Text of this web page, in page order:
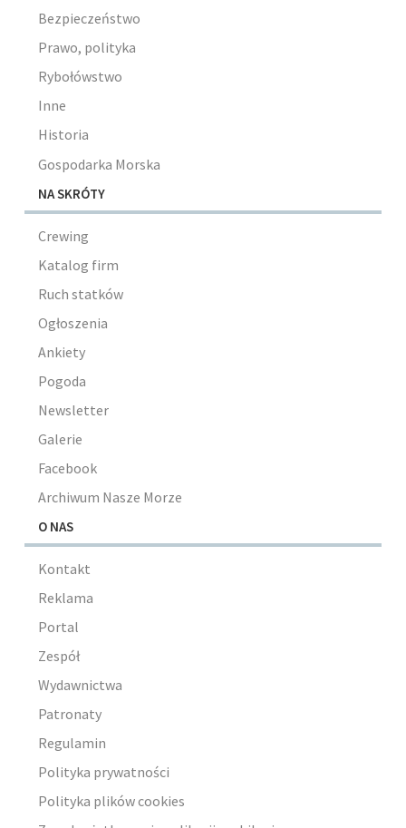
Bezpieczeństwo
Prawo, polityka
Rybołówstwo
Inne
Historia
Gospodarka Morska
NA SKRÓTY
Crewing
Katalog firm
Ruch statków
Ogłoszenia
Ankiety
Pogoda
Newsletter
Galerie
Facebook
Archiwum Nasze Morze
O NAS
Kontakt
Reklama
Portal
Zespół
Wydawnictwa
Patronaty
Regulamin
Polityka prywatności
Polityka plików cookies